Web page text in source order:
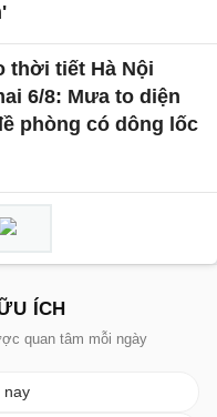
thời tiết Hà Nội
6/8: Mưa to diện
phòng có dông lốc
ÍCH
quan tâm mỗi ngày
nay